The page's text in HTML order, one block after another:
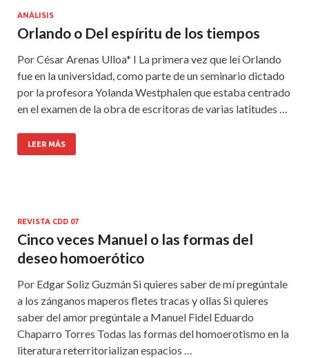
ANÁLISIS
Orlando o Del espíritu de los tiempos
Por César Arenas Ulloa* I La primera vez que leí Orlando
fue en la universidad, como parte de un seminario dictado
por la profesora Yolanda Westphalen que estaba centrado
en el examen de la obra de escritoras de varias latitudes …
LEER MÁS
REVISTA CDD 07
Cinco veces Manuel o las formas del
deseo homoerótico
Por Edgar Soliz Guzmán Si quieres saber de mí pregúntale
a los zánganos maperos fletes tracas y ollas Si quieres
saber del amor pregúntale a Manuel Fidel Eduardo
Chaparro Torres Todas las formas del homoerotismo en la
literatura reterritorializan espacios …